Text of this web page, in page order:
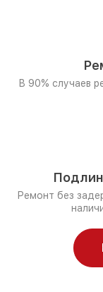
В 90% случаев
Ремонт без